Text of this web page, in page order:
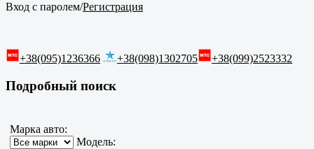
Вход с паролем/Регистрация
+38(095)1236366 +38(098)1302705 +38(099)2523332
Подробный поиск
Марка авто:
Модель: